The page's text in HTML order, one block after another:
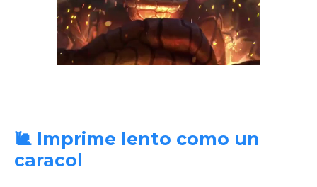
🐌 Imprime lento como un
caracol